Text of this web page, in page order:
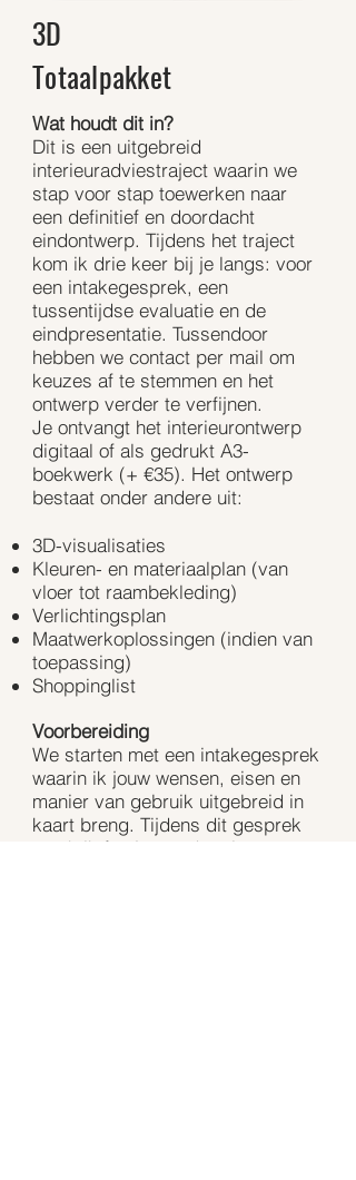
3D
Totaalpakket
Wat houdt dit in?
Dit is een uitgebreid
interieuradviestraject waarin we
stap voor stap toewerken naar
een definitief en doordacht
eindontwerp. Tijdens het traject
kom ik drie keer bij je langs: voor
een intakegesprek, een
tussentijdse evaluatie en de
eindpresentatie. Tussendoor
hebben we contact per mail om
keuzes af te stemmen en het
ontwerp verder te verfijnen.
Je ontvangt het interieurontwerp
digitaal of als gedrukt A3-
boekwerk (+ €35). Het ontwerp
bestaat onder andere uit:
3D-visualisaties
Kleuren- en materiaalplan (van
vloer tot raambekleding)
Verlichtingsplan
Maatwerkoplossingen (indien van
toepassing)
Shoppinglist
Voorbereiding
We starten met een intakegesprek
waarin ik jouw wensen, eisen en
manier van gebruik uitgebreid in
kaart breng. Tijdens dit gesprek
maak ik foto’s van de ruimte en